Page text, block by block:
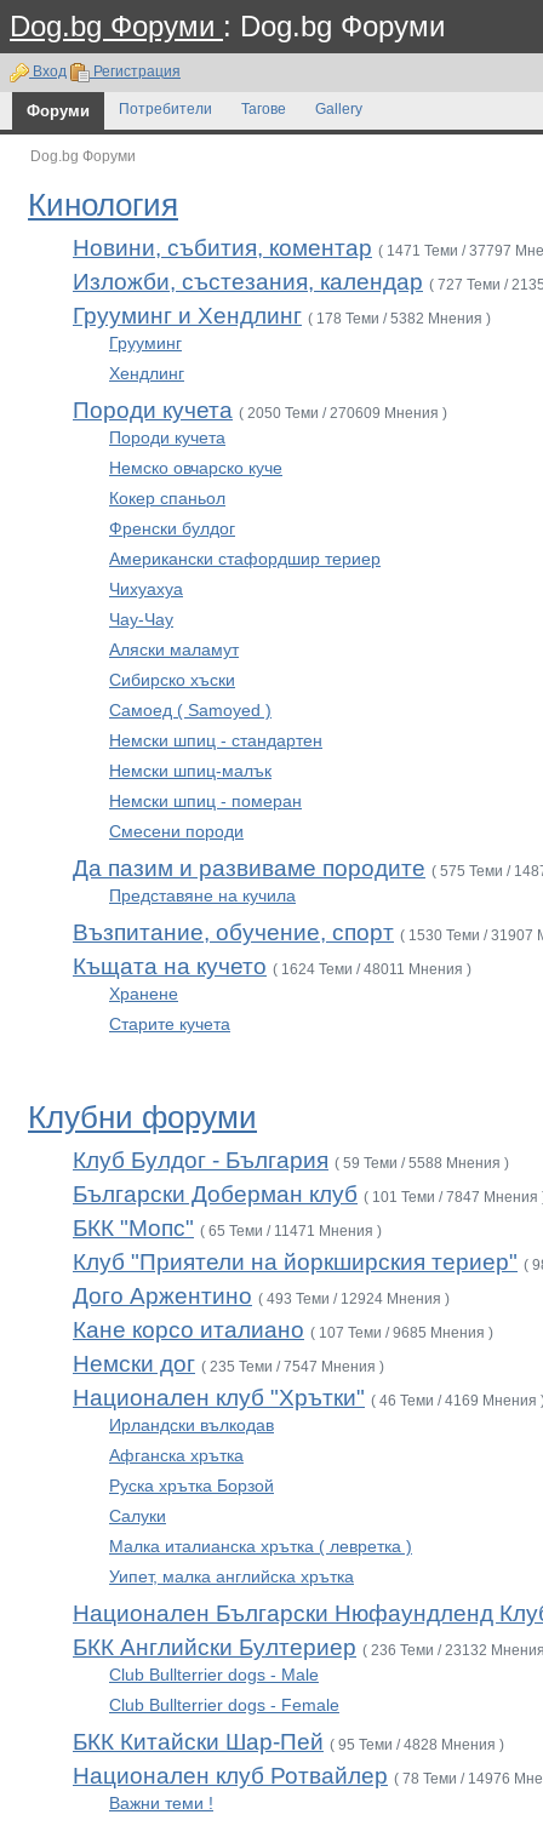
Dog.bg Форуми : Dog.bg Форуми
Вход Регистрация
Форуми Потребители Тагове Gallery
Dog.bg Форуми
Кинология
Новини, събития, коментар ( 1471 Теми / 37797
Изложби, състезания, календар ( 727 Теми /
Грууминг и Хендлинг ( 178 Теми / 5382 Мнения )
Грууминг
Хендлинг
Породи кучета ( 2050 Теми / 270609 Мнения )
Породи кучета
Немско овчарско куче
Кокер спаньол
Френски булдог
Американски стафордшир териер
Чихуахуа
Чау-Чау
Аляски маламут
Сибирско хъски
Самоед ( Samoyed )
Немски шпиц - стандартен
Немски шпиц-малък
Немски шпиц - померан
Смесени породи
Да пазим и развиваме породите ( 575 Теми /
Представяне на кучила
Възпитание, обучение, спорт ( 1530 Теми / 31907
Къщата на кучето ( 1624 Теми / 48011 Мнения )
Хранене
Старите кучета
Клубни форуми
Клуб Булдог - България ( 59 Теми / 5588 Мнения )
Български Доберман клуб ( 101 Теми / 7847 Мнения
БКК "Мопс" ( 65 Теми / 11471 Мнения )
Клуб "Приятели на йоркширския териер" (
Дого Аржентино ( 493 Теми / 12924 Мнения )
Кане корсо италиано ( 107 Теми / 9685 Мнения )
Немски дог ( 235 Теми / 7547 Мнения )
Национален клуб "Хрътки" ( 46 Теми / 4169 Мнения
Ирландски вълкодав
Афганска хрътка
Руска хрътка Борзой
Салуки
Малка италианска хрътка ( левретка )
Уипет, малка английска хрътка
Национален Български Нюфаундленд
БКК Английски Бултериер ( 236 Теми / 23132
Club Bullterrier dogs - Male
Club Bullterrier dogs - Female
БКК Китайски Шар-Пей ( 95 Теми / 4828 Мнения )
Национален клуб Ротвайлер ( 78 Теми / 14976
Важни теми !